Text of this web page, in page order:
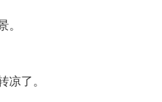
。
凉了。